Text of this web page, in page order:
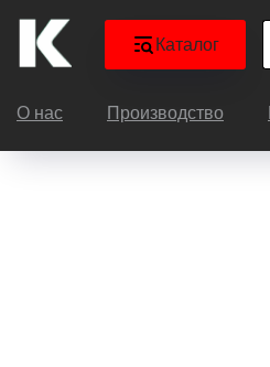
Каталог
О нас Производство